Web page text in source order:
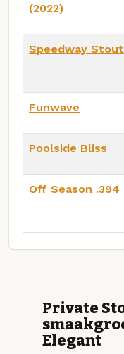
(2022)
Speedway
Funwave
Poolside Bliss
Off Season .394
Private
Elegant